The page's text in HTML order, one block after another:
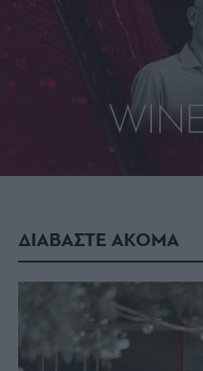
ΔΙΑΒΑΣΤΕ ΑΚΟΜΑ